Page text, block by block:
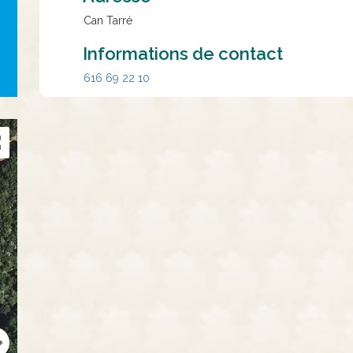
Can Tarré
Informations de contact
616 69 22 10